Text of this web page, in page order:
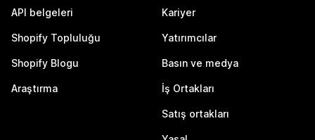
API belgeleri
Shopify Topluluğu
Shopify Blogu
Araştırma
Kariyer
Yatırımcılar
Basın ve medya
İş Ortakları
Satış ortakları